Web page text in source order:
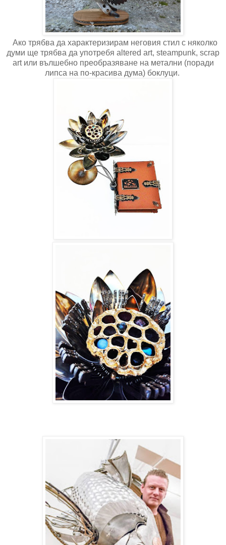
Ако трябва да характеризирам неговия стил с няколко
думи ще трябва да употребя а ltered art, steampunk, scrap
art или вълшебно преобразяване на метални (поради
липса на по-красива дума) боклуци.